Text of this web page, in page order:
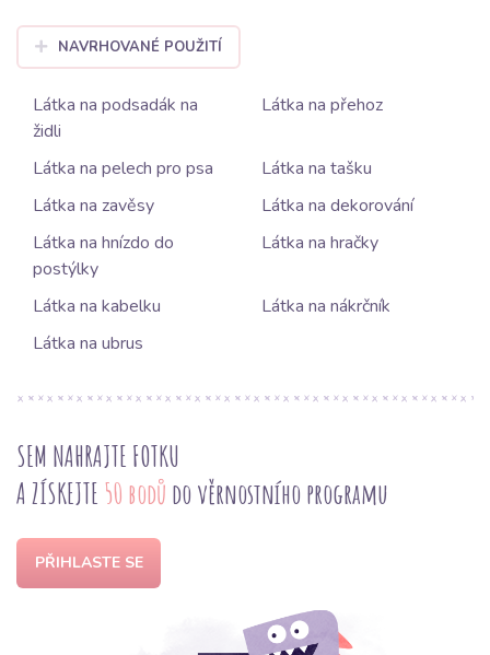
NAVRHOVANÉ POUŽITÍ
Látka na podsadák na
židli
Látka na přehoz
Látka na pelech pro psa
Látka na tašku
Látka na zavěsy
Látka na dekorování
Látka na hnízdo do
postýlky
Látka na hračky
Látka na kabelku
Látka na nákrčník
Látka na ubrus
SEM NAHRAJTE FOTKU
A ZÍSKEJTE 50 bodů do věrnostního programu
PŘIHLASTE SE